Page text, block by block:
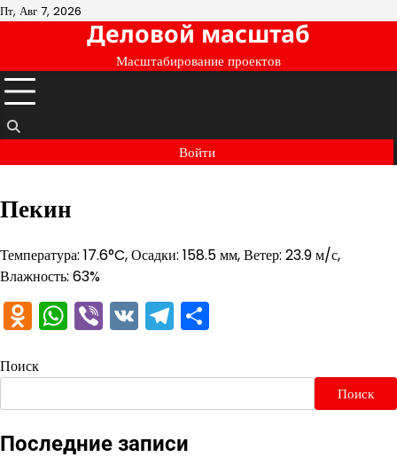
Перейти
Пт, Авг 7, 2026
Деловой масштаб
Масштабирование проектов
Войти
Пекин
Температура: 17.6°C, Осадки: 158.5 мм, Ветер: 23.9 м/с,
Влажность: 63%
Odnoklassniki
WhatsApp
Viber
VKTelegram
Поиск
Поиск
Последние записи